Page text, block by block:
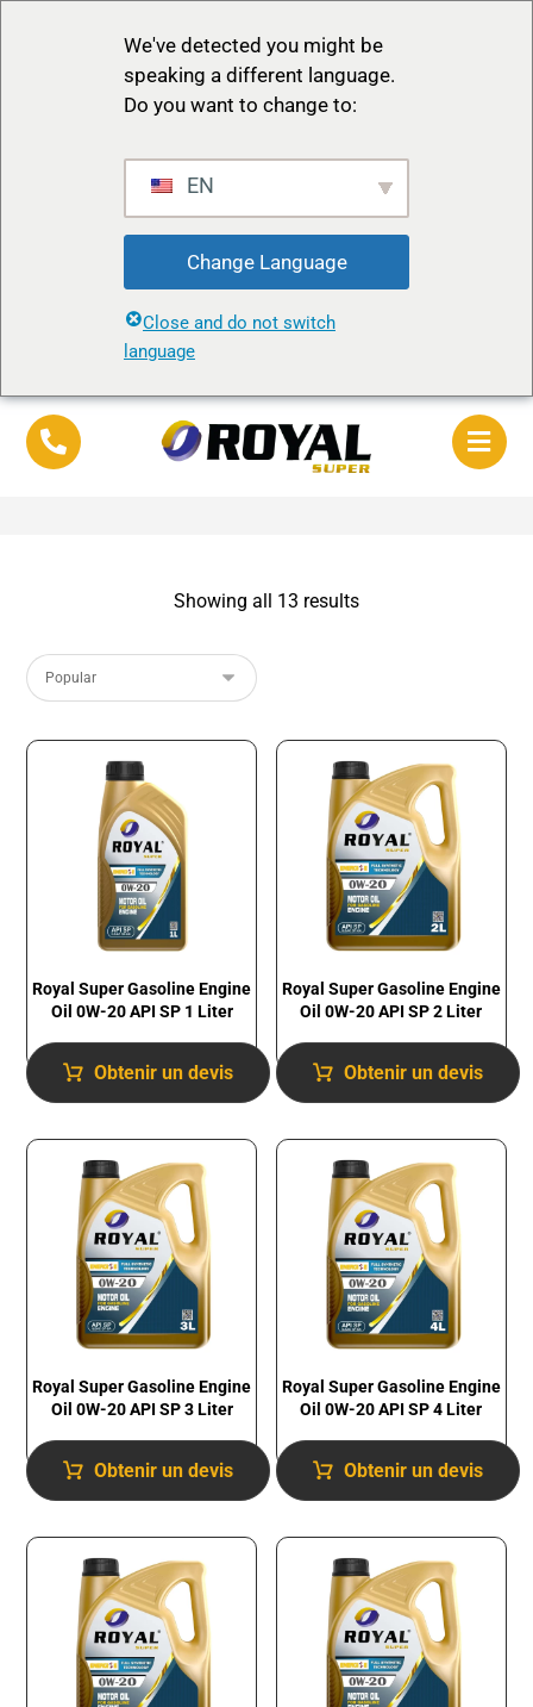
We've detected you might be
speaking a different language.
Do you want to change to:
EN
Change Language
Close and do not switch
language
Showing all 13 results
Royal Super Gasoline Engine
Oil 0W-20 API SP 1 Liter
Obtenir un devis
Royal Super Gasoline Engine
Oil 0W-20 API SP 2 Liter
Obtenir un devis
Royal Super Gasoline Engine
Oil 0W-20 API SP 3 Liter
Obtenir un devis
Royal Super Gasoline Engine
Oil 0W-20 API SP 4 Liter
Obtenir un devis